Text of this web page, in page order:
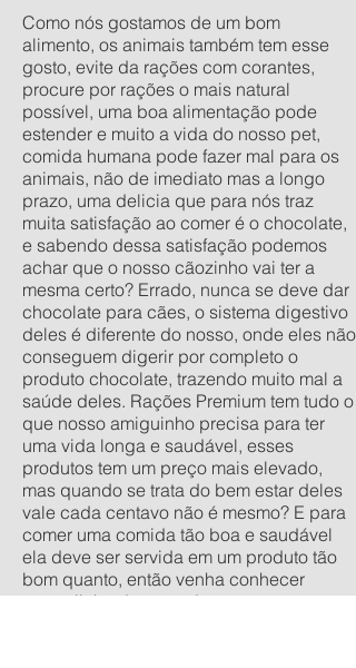
Como nós gostamos de um bom
alimento, os animais também tem esse
gosto, evite da rações com corantes,
procure por rações o mais natural
possível, uma boa alimentação pode
estender e muito a vida do nosso pet,
comida humana pode fazer mal para os
animais, não de imediato mas a longo
prazo, uma delicia que para nós traz
muita satisfação ao comer é o chocolate,
e sabendo dessa satisfação podemos
achar que o nosso cãozinho vai ter a
mesma certo? Errado, nunca se deve dar
chocolate para cães, o sistema digestivo
deles é diferente do nosso, onde eles não
conseguem digerir por completo o
produto chocolate, trazendo muito mal a
saúde deles. Rações Premium tem tudo o
que nosso amiguinho precisa para ter
uma vida longa e saudável, esses
produtos tem um preço mais elevado,
mas quando se trata do bem estar deles
vale cada centavo não é mesmo? E para
comer uma comida tão boa e saudável
ela deve ser servida em um produto tão
bom quanto, então venha conhecer
nossa linha de comedouros